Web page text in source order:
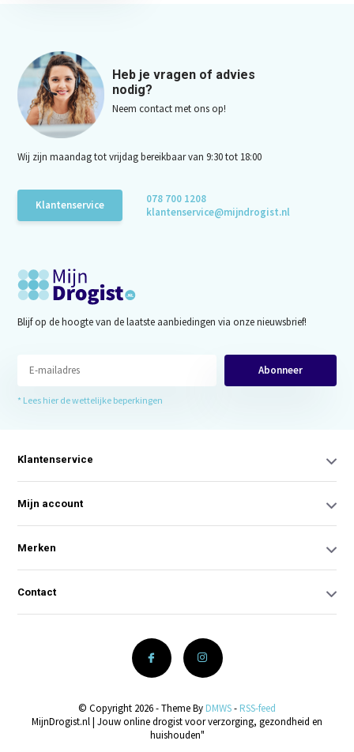
Heb je vragen of advies
nodig?
Neem contact met ons op!
Wij zijn maandag tot vrijdag bereikbaar van 9:30 tot 18:00
Klantenservice
078 700 1208
klantenservice@mijndrogist.nl
Blijf op de hoogte van de laatste aanbiedingen via onze nieuwsbrief!
Abonneer
* Lees hier de wettelijke beperkingen
Klantenservice
Mijn account
Merken
Contact
© Copyright 2026 - Theme By DMWS- RSS-feed
MijnDrogist.nl | Jouw online drogist voor verzorging, gezondheid en
huishouden"